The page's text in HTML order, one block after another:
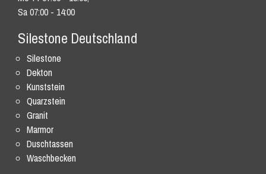
Sa 07:00 - 14:00
Silestone Deutschland
Silestone
Dekton
Kunststein
Quarzstein
Granit
Marmor
Duschtassen
Waschbecken